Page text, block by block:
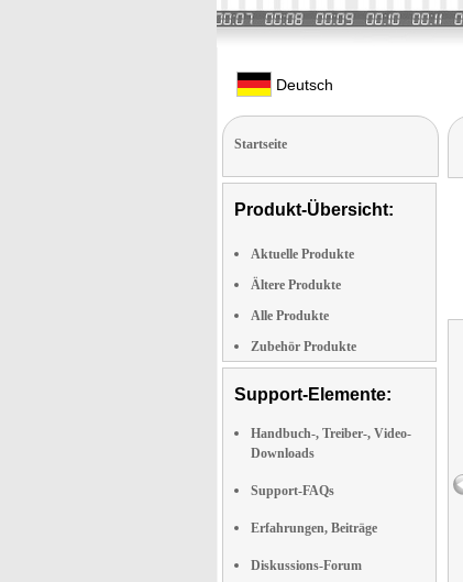
Deutsch
Startseite
Produkt-Übersicht:
Aktuelle Produkte
Ältere Produkte
Alle Produkte
Zubehör Produkte
Support-Elemente:
Handbuch-, Treiber-, Video-
Downloads
Support-FAQs
Erfahrungen, Beiträge
Diskussions-Forum